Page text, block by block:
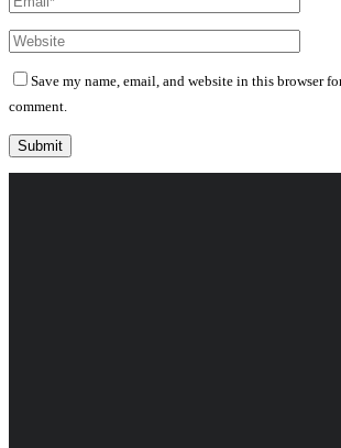
Save my name, email, and website in this browser
comment.